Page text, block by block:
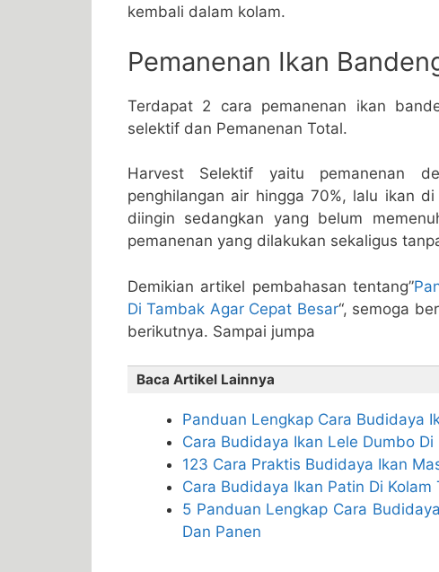
kembali dalam kolam.
Pemanenan Ikan
Terdapat 2 cara pemanenan ikan
selektif dan Pemanenan Total.
Harvest Selektif yaitu pemanenan
penghilangan air hingga 70%, lalu ikan
diingin sedangkan yang belum
pemanenan yang dilakukan sekaligus
Demikian artikel pembahasan tentang”
Di Tambak Agar Cepat Besar“, semoga
berikutnya. Sampai jumpa
Baca Artikel Lainnya
Panduan Lengkap Cara Budidaya
Cara Budidaya Ikan Lele Dumbo
123 Cara Praktis Budidaya Ikan
Cara Budidaya Ikan Patin Di
5 Panduan Lengkap Cara
Dan Panen